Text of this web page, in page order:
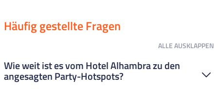
Häufig gestellte Fragen
ALLEAUSKLAPPEN
Wie weit ist es vom Hotel Alhambra zu den
angesagten Party-Hotspots?